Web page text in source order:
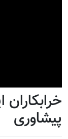
خرابکاران
پیشاوری